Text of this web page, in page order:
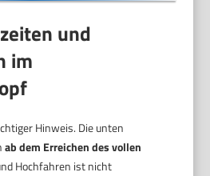
und
im
Hinweis. Die unten
ab dem Erreichen des vollen
Hochfahren ist nicht